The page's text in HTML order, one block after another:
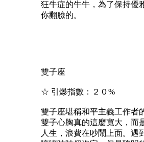
狂牛症的牛牛，為了保持優
你翻臉的。
雙子座
☆ 引爆指數：２０%
雙子座堪稱和平主義工作者
雙子心胸真的這麼寬大，而
人生，浪費在吵鬧上面。遇